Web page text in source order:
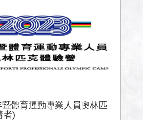
暨體育運動專業人員奧林匹
者)